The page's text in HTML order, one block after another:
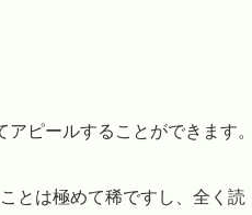
アピールすることができます
とは極めて稀ですし、全く読